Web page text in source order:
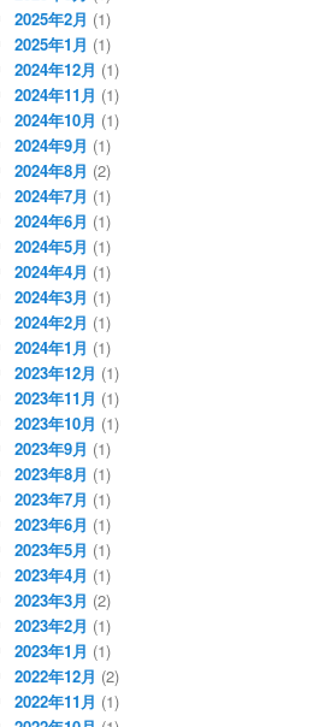
2025年2月 (1)
2025年1月 (1)
2024年12月 (1)
2024年11月 (1)
2024年10月 (1)
2024年9月 (1)
2024年8月 (2)
2024年7月 (1)
2024年6月 (1)
2024年5月 (1)
2024年4月 (1)
2024年3月 (1)
2024年2月 (1)
2024年1月 (1)
2023年12月 (1)
2023年11月 (1)
2023年10月 (1)
2023年9月 (1)
2023年8月 (1)
2023年7月 (1)
2023年6月 (1)
2023年5月 (1)
2023年4月 (1)
2023年3月 (2)
2023年2月 (1)
2023年1月 (1)
2022年12月 (2)
2022年11月 (1)